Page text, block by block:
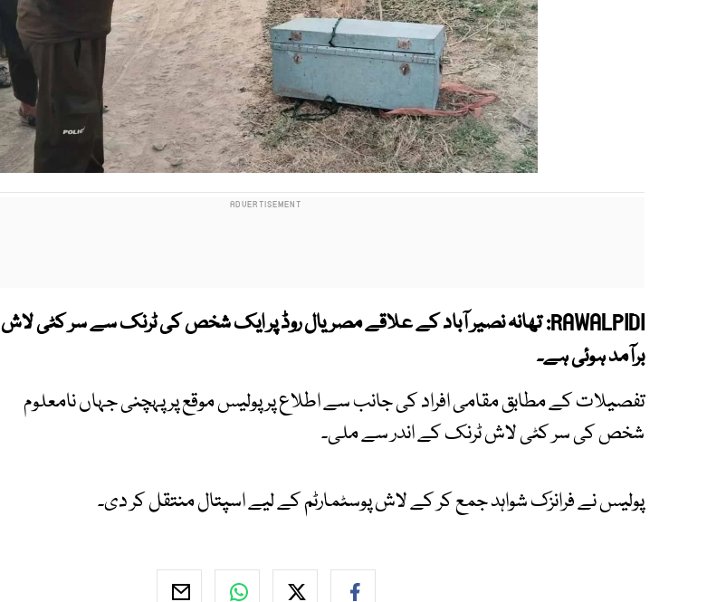
RAWALPIDI: تھانہ نصیر آباد کے علاقے مصریال روڈ پر ایک شخص کی ٹرنک سے سر کٹی لاش
برآمد ہوئی ہے۔
تفصیلات کے مطابق مقامی افراد کی جانب سے اطلاع پر پولیس موقع پر پہچنی جہاں نامعلوم
شخص کی سر کٹی لاش ٹرنک کے اندر سے ملی۔
پولیس نے فرانزک شواہد جمع کر کے لاش پوسٹمارٹم کے لیے اسپتال منتقل کر دی۔